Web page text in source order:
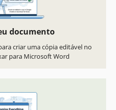
documento
criar uma cópia editável no
para Microsoft Word